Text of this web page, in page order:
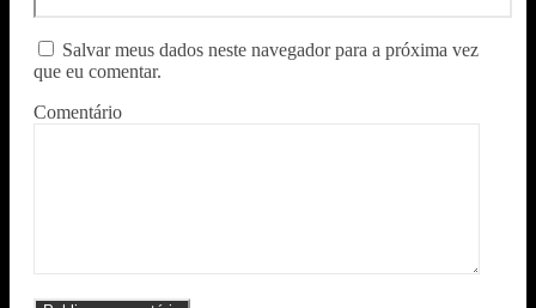
Salvar meus dados neste navegador para a próxima vez
que eu comentar.
Comentário